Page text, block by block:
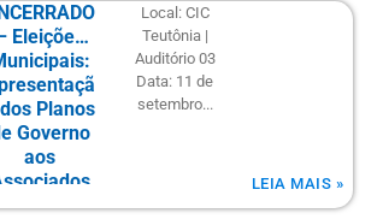
Eleições
Planos
Governo
aos
CIC
Local: CIC
Teutônia |
Auditório 03
Data: 11 de
setembro...
LEIA MAIS »